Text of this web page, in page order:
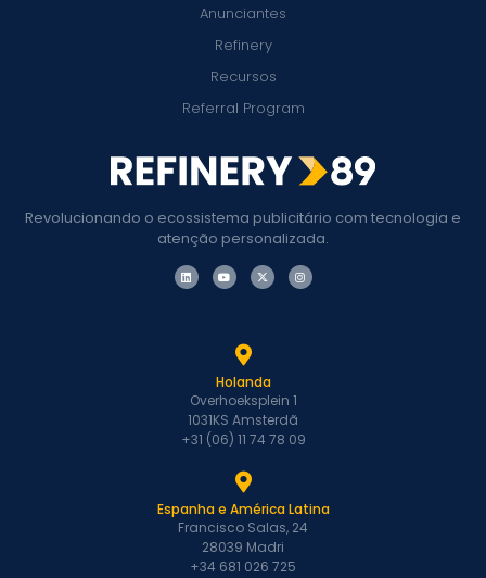
Revolucionando o ecossistema publicitário com tecnologia e
atenção personalizada.
Anunciantes
Refinery
Recursos
Referral Program
Holanda
Overhoeksplein 1
1031KS Amsterdã
+31 (06) 11 74 78 09
Espanha e América Latina
Francisco Salas, 24
28039 Madri
+34 681 026 725